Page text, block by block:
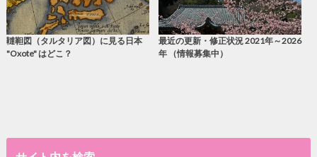
韃靼図（タルタリア図）に見る日本
"Oxote" はどこ？
最近の更新・修正状況 2021年～2026
年 （情報募集中）